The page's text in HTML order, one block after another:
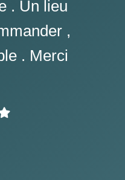
. Un lieu
,
. Merci